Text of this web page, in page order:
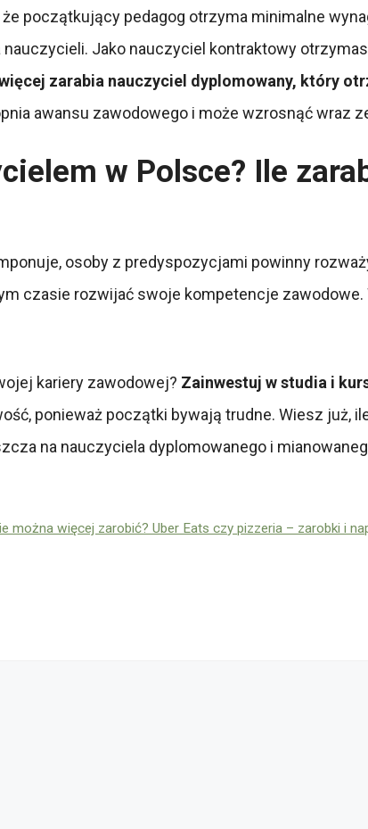
początkujący pedagog otrzyma minimalne
Jako nauczyciel kontraktowy
zarabia nauczyciel dyplomowany, który
awansu zawodowego i może wzrosnąć wraz
w Polsce? Ile
osoby z predyspozycjami powinny
czasie rozwijać swoje kompetencje
kariery zawodowej? Zainwestuj w studia i
ponieważ początki bywają trudne. Wiesz już,
na nauczyciela dyplomowanego i
można więcej zarobić? Uber Eats czy pizzeria – zarobki i